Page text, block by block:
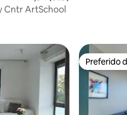
Cntr ArtSchool
Preferido
Preferido